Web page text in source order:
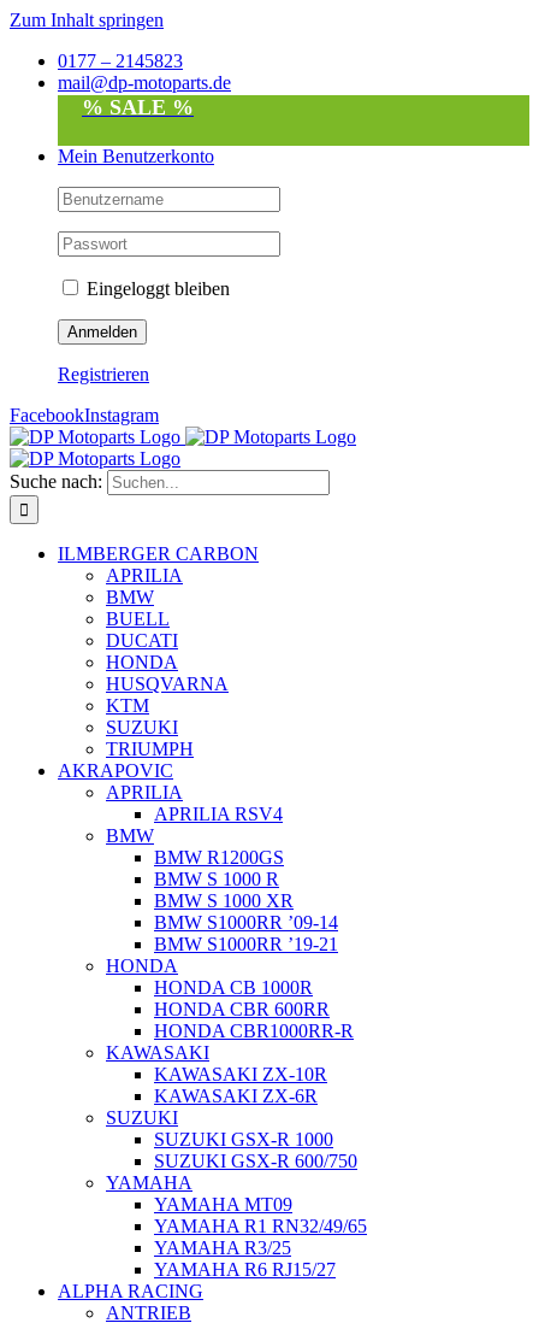
Zum Inhalt springen
0177 – 2145823
mail@dp-motoparts.de
% SALE %
Mein Benutzerkonto
Eingeloggt bleiben
Registrieren
FacebookInstagram
Suche nach:
ILMBERGER CARBON
APRILIA
BMW
BUELL
DUCATI
HONDA
HUSQVARNA
KTM
SUZUKI
TRIUMPH
AKRAPOVIC
APRILIA
APRILIA RSV4
BMW
BMW R1200GS
BMW S 1000 R
BMW S 1000 XR
BMW S1000RR ’09-14
BMW S1000RR ’19-21
HONDA
HONDA CB 1000R
HONDA CBR 600RR
HONDA CBR1000RR-R
KAWASAKI
KAWASAKI ZX-10R
KAWASAKI ZX-6R
SUZUKI
SUZUKI GSX-R 1000
SUZUKI GSX-R 600/750
YAMAHA
YAMAHA MT09
YAMAHA R1 RN32/49/65
YAMAHA R3/25
YAMAHA R6 RJ15/27
ALPHA RACING
ANTRIEB